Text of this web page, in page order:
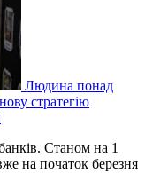
Людина понад
стратегію
Станом на 1
на початок березня